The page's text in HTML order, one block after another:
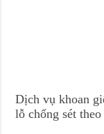
Dịch vụ khoan
lỗ chống sét